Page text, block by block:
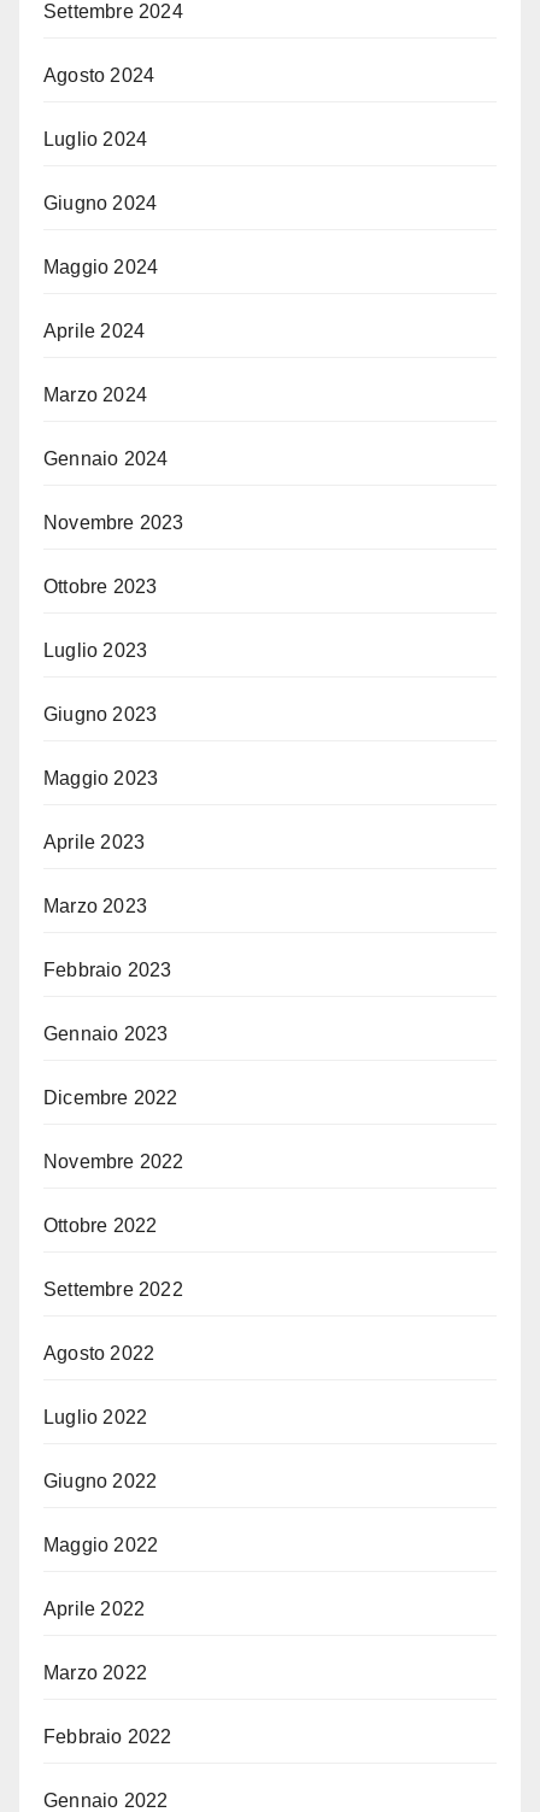
Settembre 2024
Agosto 2024
Luglio 2024
Giugno 2024
Maggio 2024
Aprile 2024
Marzo 2024
Gennaio 2024
Novembre 2023
Ottobre 2023
Luglio 2023
Giugno 2023
Maggio 2023
Aprile 2023
Marzo 2023
Febbraio 2023
Gennaio 2023
Dicembre 2022
Novembre 2022
Ottobre 2022
Settembre 2022
Agosto 2022
Luglio 2022
Giugno 2022
Maggio 2022
Aprile 2022
Marzo 2022
Febbraio 2022
Gennaio 2022